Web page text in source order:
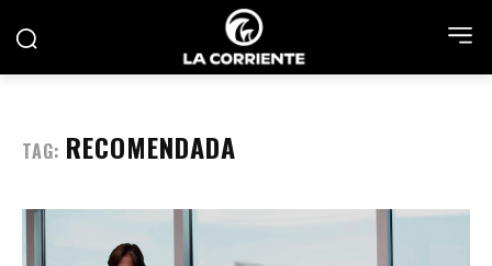
TAG: RECOMENDADA